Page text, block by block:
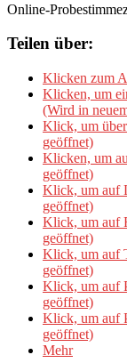
Online-
Teilen über:
Klicken zum
Klicken, um
(Wird in
Klick, um
geöffnet)
Klicken, um
geöffnet)
Klick, um auf
geöffnet)
Klick, um auf
geöffnet)
Klick, um auf
geöffnet)
Klick, um auf
geöffnet)
Klick, um auf
geöffnet)
Mehr